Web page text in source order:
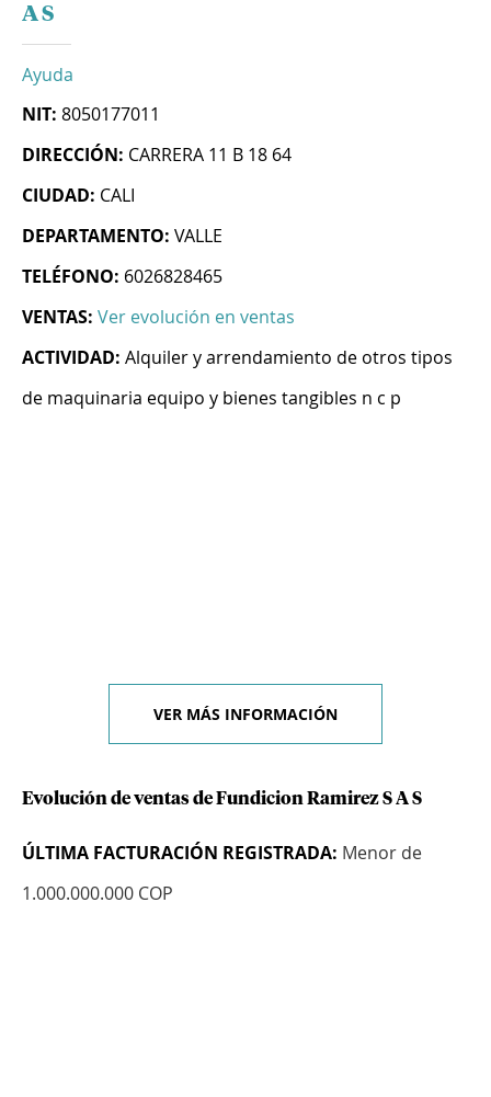
A S
Ayuda
NIT: 8050177011
DIRECCIÓN: CARRERA 11 B 18 64
CIUDAD: CALI
DEPARTAMENTO: VALLE
TELÉFONO: 6026828465
VENTAS: Ver evolución en ventas
ACTIVIDAD: Alquiler y arrendamiento de otros tipos
de maquinaria equipo y bienes tangibles n c p
VER MÁS INFORMACIÓN
Evolución de ventas de Fundicion Ramirez S A S
ÚLTIMA FACTURACIÓN REGISTRADA: Menor de
1.000.000.000 COP